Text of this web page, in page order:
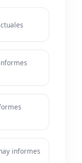
informes